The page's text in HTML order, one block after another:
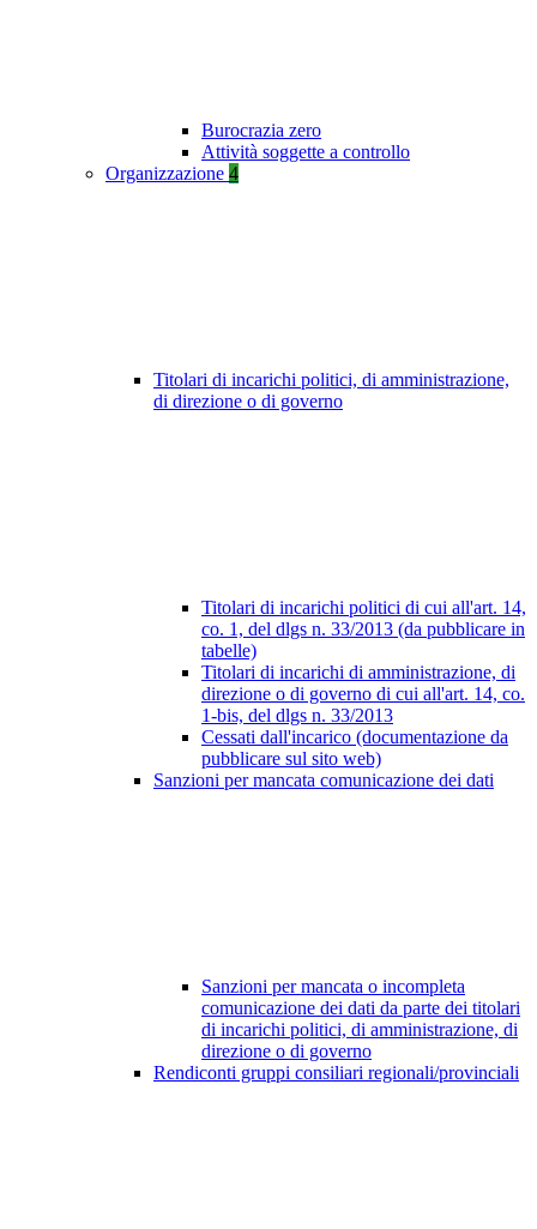
Burocrazia zero
Attività soggette a controllo
Organizzazione 4
Titolari di incarichi politici, di amministrazione,
di direzione o di governo
Titolari di incarichi politici di cui all'art. 14,
co. 1, del dlgs n. 33/2013 (da pubblicare in
tabelle)
Titolari di incarichi di amministrazione, di
direzione o di governo di cui all'art. 14, co.
1-bis, del dlgs n. 33/2013
Cessati dall'incarico (documentazione da
pubblicare sul sito web)
Sanzioni per mancata comunicazione dei dati
Sanzioni per mancata o incompleta
comunicazione dei dati da parte dei titolari
di incarichi politici, di amministrazione, di
direzione o di governo
Rendiconti gruppi consiliari regionali/provinciali